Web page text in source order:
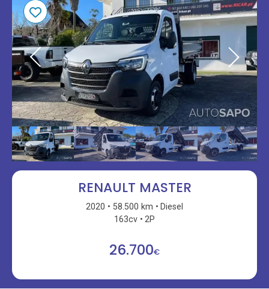
RENAULT MASTER
2020 58.500 km
Diesel
163cv
2P
26.700€